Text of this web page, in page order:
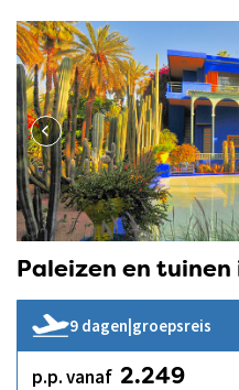
Paleizen en tuinen
9 dagen|groepsreis
p.p. vanaf 2.249